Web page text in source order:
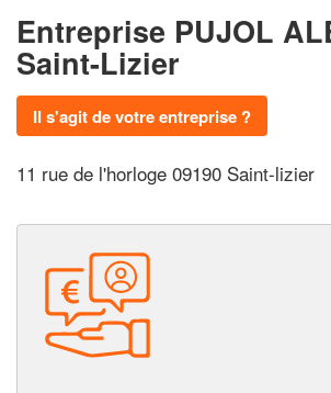
Entreprise PUJOL
Saint-Lizier
Il s'agit de votre entreprise ?
11 rue de l'horloge 09190 Saint-lizier